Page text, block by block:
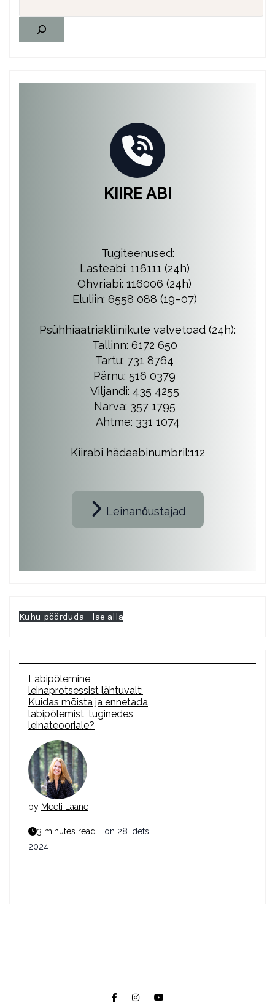
KIIRE ABI
Tugiteenused:
Lasteabi: 116111 (24h)
Ohvriabi: 116006 (24h)
Eluliin: 6558 088 (19–07)
Psühhiaatriakliinikute valvetoad (24h):
Tallinn: 6172 650
Tartu: 731 8764
Pärnu: 516 0379
Viljandi: 435 4255
Narva: 357 1795
Ahtme: 331 1074
Kiirabi hädaabinumbril:112
Leinanǒustajad
Kuhu pöörduda - lae alla
Läbipõlemine
leinaprotsessist lähtuvalt:
Kuidas mõista ja ennetada
läbipõlemist, tuginedes
leinateooriale?
by Meeli Laane
3 minutes read on 28. dets.
2024